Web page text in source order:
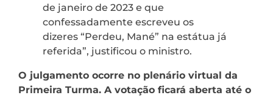
de janeiro de 2023 e que
confessadamente escreveu os
dizeres “Perdeu, Mané” na estátua já
referida”, justificou o ministro.
O julgamento ocorre no plenário virtual da
Primeira Turma. A votação ficará aberta até o